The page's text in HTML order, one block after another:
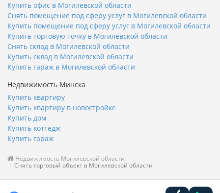
Купить офис в Могилевской области
Снять помещение под сферу услуг в Могилевской области
Купить помещение под сферу услуг в Могилевской области
Купить торговую точку в Могилевской области
Снять склад в Могилевской области
Купить склад в Могилевской области
Купить гараж в Могилевской области
Недвижимость Минска
Купить квартиру
Купить квартиру в новостройке
Купить дом
Купить коттедж
Купить гараж
Недвижимость Могилевской области
Снять торговый объект в Могилевской области